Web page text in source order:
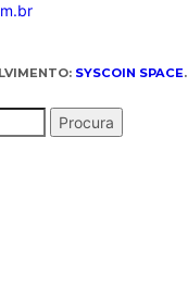
SYSCOIN SPACE.
Procura